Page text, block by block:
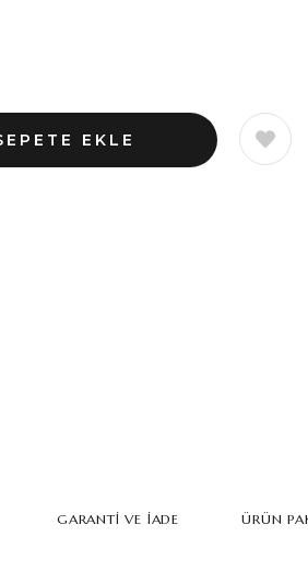
GARANTI VE İADE ÜRÜN